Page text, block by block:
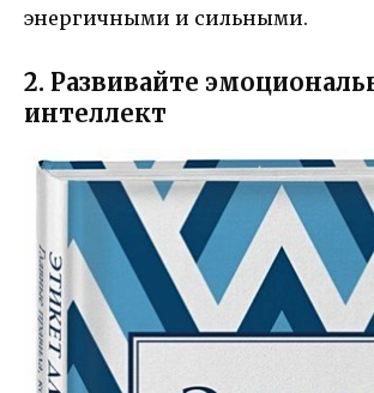
энергичными и сильными.
2. Развивайте
интеллект